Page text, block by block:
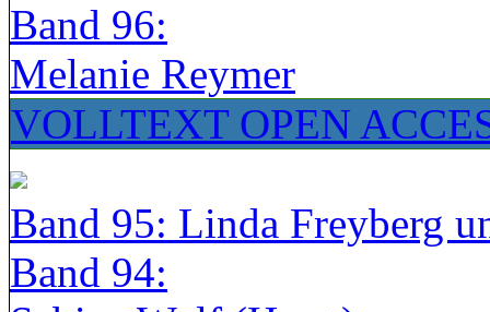
Band 96:
Melanie Reymer
VOLLTEXT OPEN
Band 95: Linda Freyberg
Band 94: